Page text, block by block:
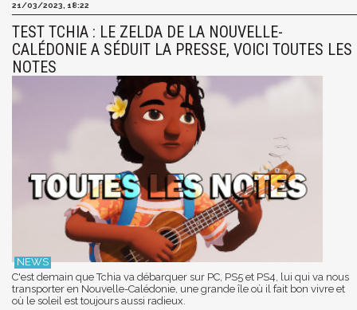
21/03/2023, 18:22
TEST TCHIA : LE ZELDA DE LA NOUVELLE-
CALÉDONIE A SÉDUIT LA PRESSE, VOICI TOUTES LES
NOTES
C'est demain que Tchia va débarquer sur PC, PS5 et PS4, lui qui va nous
transporter en Nouvelle-Calédonie, une grande île où il fait bon vivre et
où le soleil est toujours aussi radieux.